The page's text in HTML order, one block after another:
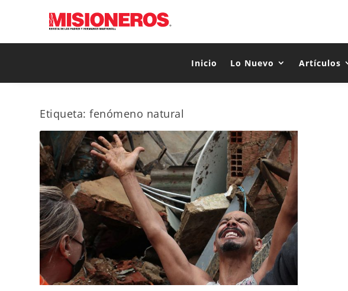
Inicio Lo Nuevo Artículos
Etiqueta:fenómeno natural